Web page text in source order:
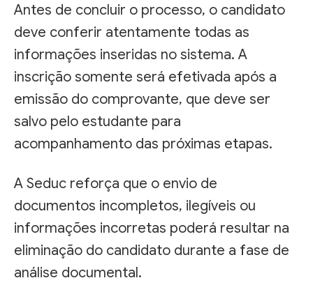
Antes de concluir o processo, o candidato
deve conferir atentamente todas as
informações inseridas no sistema. A
inscrição somente será efetivada após a
emissão do comprovante, que deve ser
salvo pelo estudante para
acompanhamento das próximas etapas.
A Seduc reforça que o envio de
documentos incompletos, ilegíveis ou
informações incorretas poderá resultar na
eliminação do candidato durante a fase de
análise documental.